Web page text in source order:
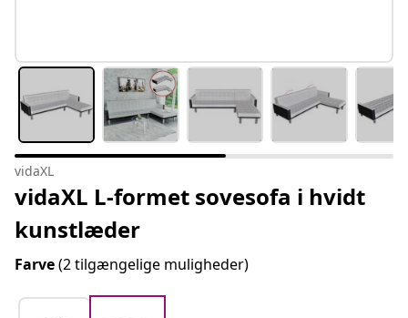
vidaXL
vidaXL L-formet sovesofa i hvidt
kunstlæder
Farve(2 tilgængelige muligheder)